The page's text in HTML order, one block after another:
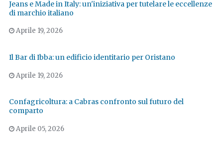
Jeans e Made in Italy: un'iniziativa per tutelare le eccellenze
di marchio italiano
Aprile 19, 2026
Il Bar di Ibba: un edificio identitario per Oristano
Aprile 19, 2026
Confagricoltura: a Cabras confronto sul futuro del
comparto
Aprile 05, 2026